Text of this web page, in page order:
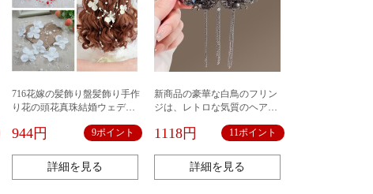
716花嫁の髪飾り盤髪飾り手作
り花の頭花真珠結婚ウェディ
944円 9ポイント
詳細を見る
新商品の豪華な白鳥のフリン
ジは、レトロな気質のヘアク
ピンをねじっています。
1118円 11ポイント
詳細を見る